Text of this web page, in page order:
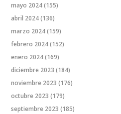
mayo 2024(155)
abril 2024(136)
marzo 2024(159)
febrero 2024(152)
enero 2024(169)
diciembre 2023 (184)
noviembre 2023 (176)
octubre 2023 (179)
septiembre 2023 (185)